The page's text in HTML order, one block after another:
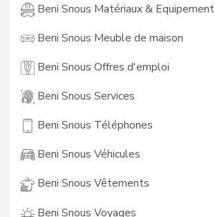
Beni Snous Matériaux & Equipement
Beni Snous Meuble de maison
Beni Snous Offres d'emploi
Beni Snous Services
Beni Snous Téléphones
Beni Snous Véhicules
Beni Snous Vêtements
Beni Snous Voyages